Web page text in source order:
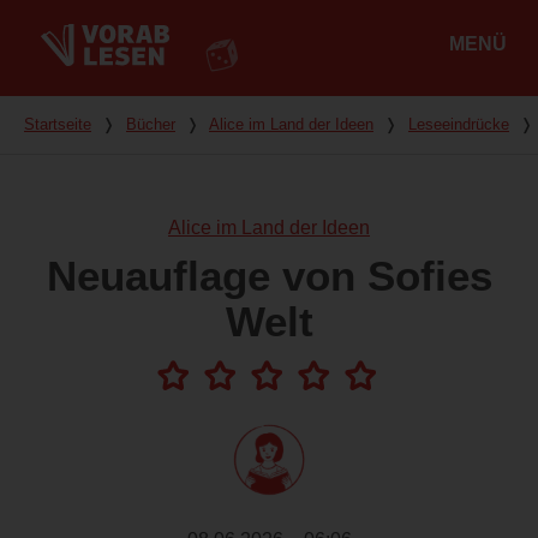
MENÜ
Du bist hier
Startseite ❭ Bücher ❭ Alice im Land der Ideen ❭ Leseeindrücke ❭
Alice im Land der Ideen
Neuauflage von Sofies
Welt